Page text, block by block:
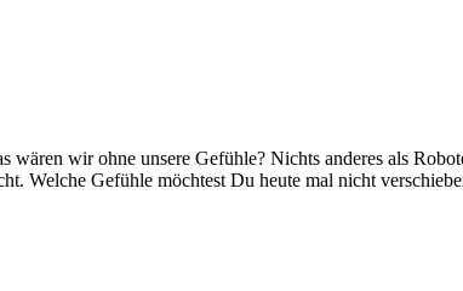
wären wir ohne unsere Gefühle? Nichts anderes als
Welche Gefühle möchtest Du heute mal nicht